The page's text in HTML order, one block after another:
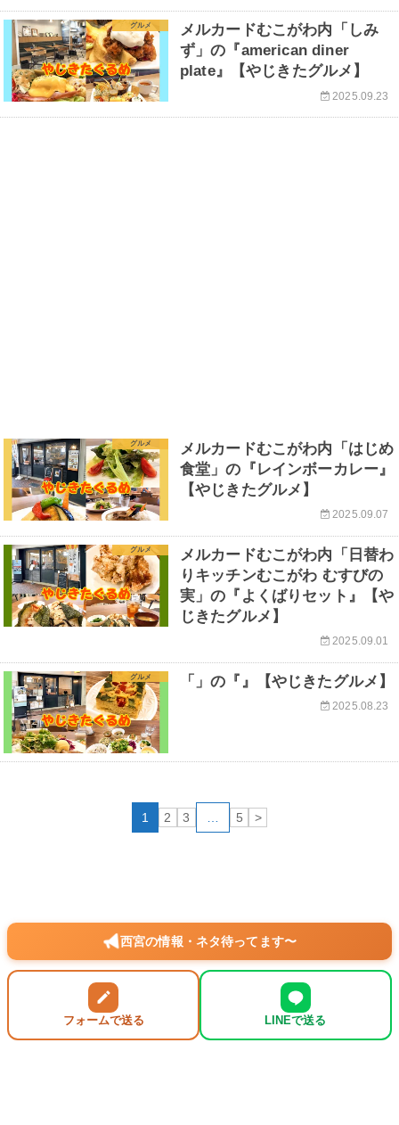
グルメ
メルカードむこがわ内「しみ
ず」の『american diner
plate』【やじきたグルメ】
2025.09.23
グルメ
メルカードむこがわ内「はじめ
食堂」の『レインボーカレー』
【やじきたグルメ】
2025.09.07
グルメ
メルカードむこがわ内「日替わ
りキッチンむこがわ むすびの
実」の『よくばりセット』【や
じきたグルメ】
2025.09.01
グルメ 「」の『』【やじきたグルメ】
2025.08.23
1 2 3 … 5 >
西宮の情報・ネタ待ってます〜
フォームで送る LINEで送る